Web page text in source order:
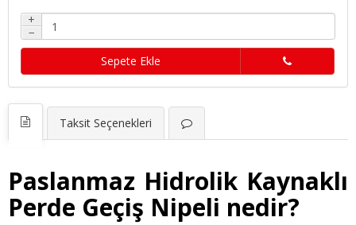
+
−
Sepete Ekle
Taksit Seçenekleri
Paslanmaz Hidrolik Kaynaklı
Perde Geçiş Nipeli nedir?